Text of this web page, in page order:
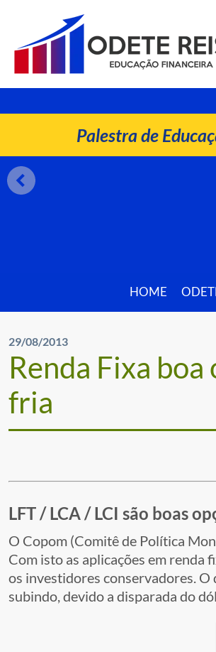
ODETE REIS
Palestrante de Educação Financeira
Palestra de
HOME
29/08/2013
Renda Fixa
fria
LFT / LCA / LCI são boas
O Copom (Comitê de Política
Com isto as aplicações em renda
os investidores conservadores.
subindo, devido a disparada do